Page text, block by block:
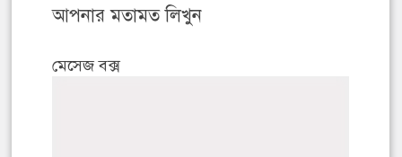
আপনার মতামত লিখুন
মেসেজ বক্স